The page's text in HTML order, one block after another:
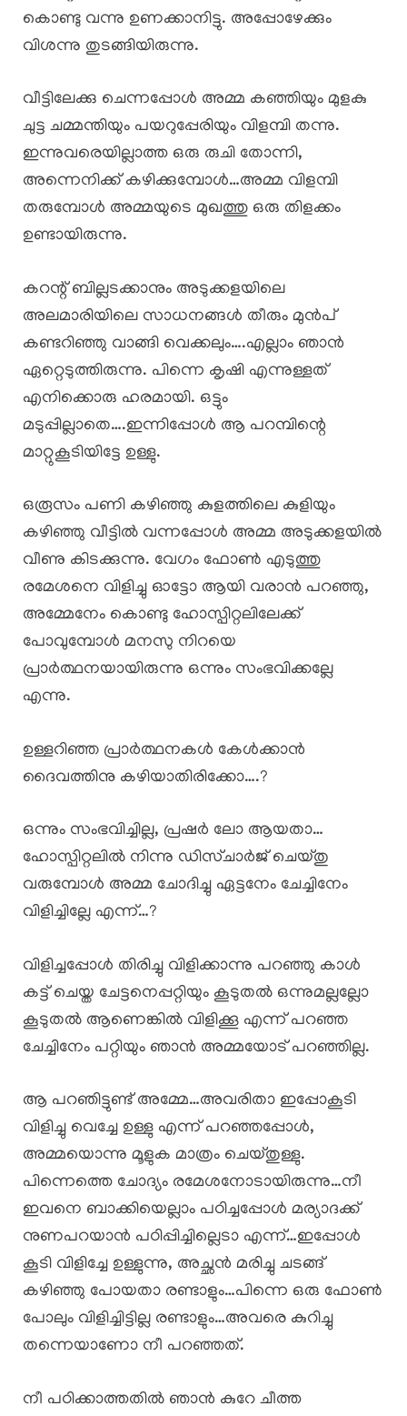
കൊണ്ടു വന്നു ഉണക്കാനിട്ടു. അപ്പോഴേക്കും
വിശന്നു തുടങ്ങിയിരുന്നു.
വീട്ടിലേക്കു ചെന്നപ്പോൾ അമ്മ കഞ്ഞിയും മുളകു
ചുട്ട ചമ്മന്തിയും പയറുപ്പേരിയും വിളമ്പി തന്നു.
ഇന്നുവരെയില്ലാത്ത ഒരു രുചി തോന്നി,
അന്നെനിക്ക് കഴിക്കുമ്പോൾ…അമ്മ വിളമ്പി
തരുമ്പോൾ അമ്മയുടെ മുഖത്തു ഒരു തിളക്കം
ഉണ്ടായിരുന്നു.
കറന്റ്‌ ബില്ലടക്കാനും അടുക്കളയിലെ
അലമാരിയിലെ സാധനങ്ങൾ തീരും മുൻപ്
കണ്ടറിഞ്ഞു വാങ്ങി വെക്കലും….എല്ലാം ഞാൻ
ഏറ്റെടുത്തിരുന്നു. പിന്നെ കൃഷി എന്നുള്ളത്
എനിക്കൊരു ഹരമായി. ഒട്ടും
മടുപ്പില്ലാതെ….ഇന്നിപ്പോൾ ആ പറമ്പിന്റെ
മാറ്റുകൂടിയിട്ടേ ഉള്ളു.
ഒരൂസം പണി കഴിഞ്ഞു കുളത്തിലെ കുളിയും
കഴിഞ്ഞു വീട്ടിൽ വന്നപ്പോൾ അമ്മ അടുക്കളയിൽ
വീണു കിടക്കുന്നു. വേഗം ഫോൺ എടുത്തു
രമേശനെ വിളിച്ചു ഓട്ടോ ആയി വരാൻ പറഞ്ഞു,
അമ്മേനേം കൊണ്ടു ഹോസ്പിറ്റലിലേക്ക്
പോവുമ്പോൾ മനസു നിറയെ
പ്രാർത്ഥനയായിരുന്നു ഒന്നും സംഭവിക്കല്ലേ
എന്നു.
ഉള്ളറിഞ്ഞ പ്രാർത്ഥനകൾ കേൾക്കാൻ
ദൈവത്തിനു കഴിയാതിരിക്കോ….?
ഒന്നും സംഭവിച്ചില്ല, പ്രഷർ ലോ ആയതാ…
ഹോസ്പിറ്റലിൽ നിന്നു ഡിസ്ചാർജ് ചെയ്തു
വരുമ്പോൾ അമ്മ ചോദിച്ചു ഏട്ടനേം ചേച്ചിനേം
വിളിച്ചില്ലേ എന്ന്…?
വിളിച്ചപ്പോൾ തിരിച്ചു വിളിക്കാന്നു പറഞ്ഞു കാൾ
കട്ട്‌ ചെയ്ത ചേട്ടനെപ്പറ്റിയും കൂടുതൽ ഒന്നുമല്ലല്ലോ
കൂടുതൽ ആണെങ്കിൽ വിളിക്കൂ എന്ന് പറഞ്ഞ
ചേച്ചിനേം പറ്റിയും ഞാൻ അമ്മയോട് പറഞ്ഞില്ല.
ആ പറഞിട്ടുണ്ട് അമ്മേ…അവരിതാ ഇപ്പോകൂടി
വിളിച്ചു വെച്ചേ ഉള്ളു എന്ന് പറഞ്ഞപ്പോൾ,
അമ്മയൊന്നു മൂളുക മാത്രം ചെയ്തുള്ളു.
പിന്നെത്തെ ചോദ്യം രമേശനോടായിരുന്നു…നീ
ഇവനെ ബാക്കിയെല്ലാം പഠിച്ചപ്പോൾ മര്യാദക്ക്
നുണപറയാൻ പഠിപ്പിച്ചില്ലെടാ എന്ന്…ഇപ്പോൾ
കൂടി വിളിച്ചേ ഉള്ളുന്നു, അച്ഛൻ മരിച്ചു ചടങ്ങ്
കഴിഞ്ഞു പോയതാ രണ്ടാളും…പിന്നെ ഒരു ഫോൺ
പോലും വിളിച്ചിട്ടില്ല രണ്ടാളും…അവരെ കുറിച്ചു
തന്നെയാണോ നീ പറഞ്ഞത്.
നീ പഠിക്കാത്തതിൽ ഞാൻ കുറേ ചീത്ത